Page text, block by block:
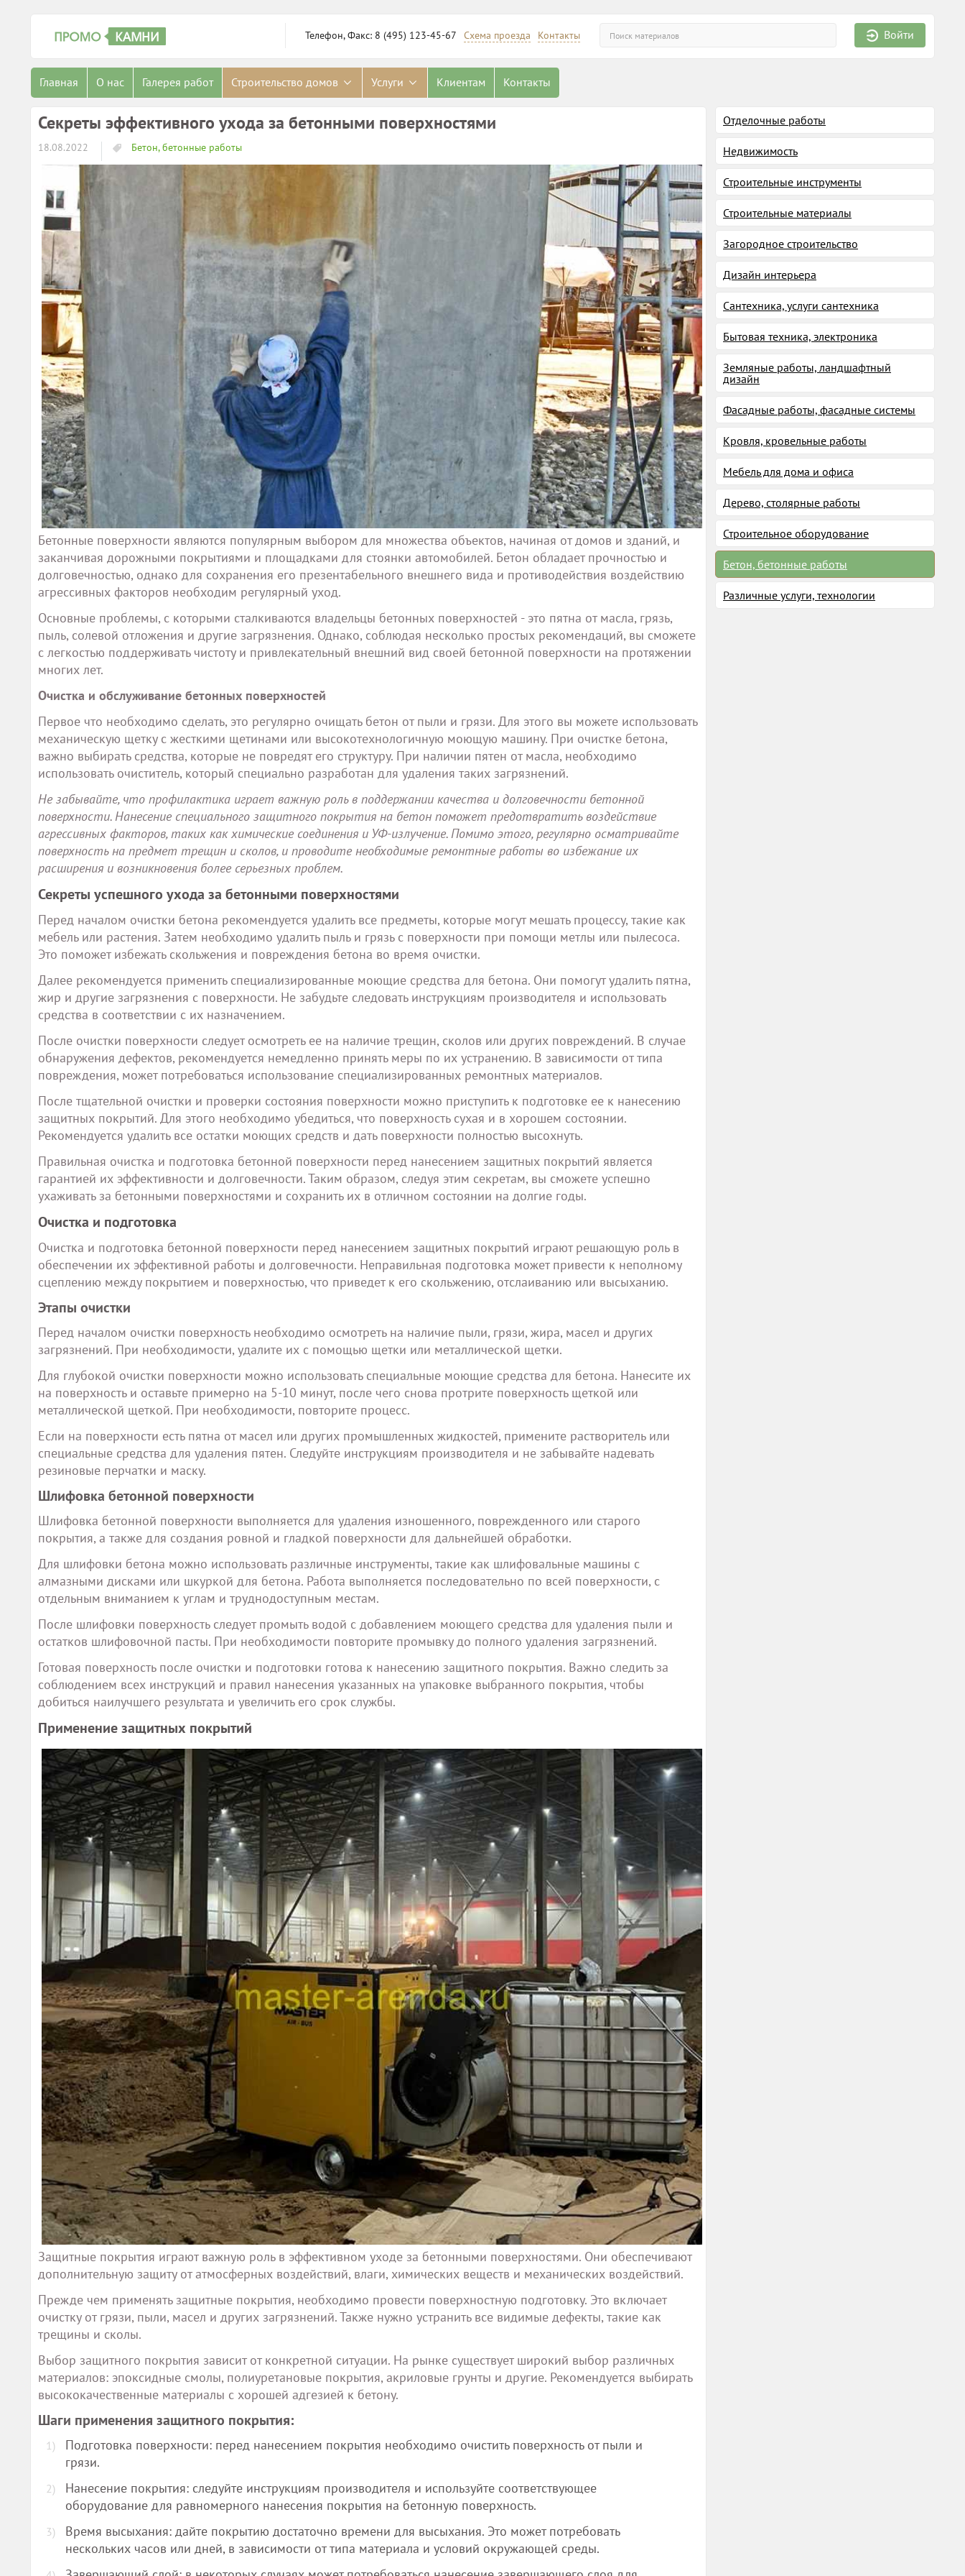
Войти
Телефон, Факс: 8 (495) 123-45-67 Схема проезда Контакты
Главная О нас Галерея работ Строительство домов Услуги Клиентам Контакты
Секреты эффективного ухода за бетонными поверхностями
18.08.2022 Бетон, бетонные работы
Бетонные поверхности являются популярным выбором для множества объектов, начиная от домов и зданий, и
заканчивая дорожными покрытиями и площадками для стоянки автомобилей. Бетон обладает прочностью и
долговечностью, однако для сохранения его презентабельного внешнего вида и противодействия воздействию
агрессивных факторов необходим регулярный уход.
Основные проблемы, с которыми сталкиваются владельцы бетонных поверхностей - это пятна от масла, грязь,
пыль, солевой отложения и другие загрязнения. Однако, соблюдая несколько простых рекомендаций, вы сможете
с легкостью поддерживать чистоту и привлекательный внешний вид своей бетонной поверхности на протяжении
многих лет.
Очистка и обслуживание бетонных поверхностей
Первое что необходимо сделать, это регулярно очищать бетон от пыли и грязи. Для этого вы можете использовать
механическую щетку с жесткими щетинами или высокотехнологичную моющую машину. При очистке бетона,
важно выбирать средства, которые не повредят его структуру. При наличии пятен от масла, необходимо
использовать очиститель, который специально разработан для удаления таких загрязнений.
Не забывайте, что профилактика играет важную роль в поддержании качества и долговечности бетонной
поверхности. Нанесение специального защитного покрытия на бетон поможет предотвратить воздействие
агрессивных факторов, таких как химические соединения и УФ-излучение. Помимо этого, регулярно осматривайте
поверхность на предмет трещин и сколов, и проводите необходимые ремонтные работы во избежание их
расширения и возникновения более серьезных проблем.
Секреты успешного ухода за бетонными поверхностями
Перед началом очистки бетона рекомендуется удалить все предметы, которые могут мешать процессу, такие как
мебель или растения. Затем необходимо удалить пыль и грязь с поверхности при помощи метлы или пылесоса.
Это поможет избежать скольжения и повреждения бетона во время очистки.
Далее рекомендуется применить специализированные моющие средства для бетона. Они помогут удалить пятна,
жир и другие загрязнения с поверхности. Не забудьте следовать инструкциям производителя и использовать
средства в соответствии с их назначением.
После очистки поверхности следует осмотреть ее на наличие трещин, сколов или других повреждений. В случае
обнаружения дефектов, рекомендуется немедленно принять меры по их устранению. В зависимости от типа
повреждения, может потребоваться использование специализированных ремонтных материалов.
После тщательной очистки и проверки состояния поверхности можно приступить к подготовке ее к нанесению
защитных покрытий. Для этого необходимо убедиться, что поверхность сухая и в хорошем состоянии.
Рекомендуется удалить все остатки моющих средств и дать поверхности полностью высохнуть.
Правильная очистка и подготовка бетонной поверхности перед нанесением защитных покрытий является
гарантией их эффективности и долговечности. Таким образом, следуя этим секретам, вы сможете успешно
ухаживать за бетонными поверхностями и сохранить их в отличном состоянии на долгие годы.
Очистка и подготовка
Очистка и подготовка бетонной поверхности перед нанесением защитных покрытий играют решающую роль в
обеспечении их эффективной работы и долговечности. Неправильная подготовка может привести к неполному
сцеплению между покрытием и поверхностью, что приведет к его скольжению, отслаиванию или высыханию.
Этапы очистки
Перед началом очистки поверхность необходимо осмотреть на наличие пыли, грязи, жира, масел и других
загрязнений. При необходимости, удалите их с помощью щетки или металлической щетки.
Для глубокой очистки поверхности можно использовать специальные моющие средства для бетона. Нанесите их
на поверхность и оставьте примерно на 5-10 минут, после чего снова протрите поверхность щеткой или
металлической щеткой. При необходимости, повторите процесс.
Если на поверхности есть пятна от масел или других промышленных жидкостей, примените растворитель или
специальные средства для удаления пятен. Следуйте инструкциям производителя и не забывайте надевать
резиновые перчатки и маску.
Шлифовка бетонной поверхности
Шлифовка бетонной поверхности выполняется для удаления изношенного, поврежденного или старого
покрытия, а также для создания ровной и гладкой поверхности для дальнейшей обработки.
Для шлифовки бетона можно использовать различные инструменты, такие как шлифовальные машины с
алмазными дисками или шкуркой для бетона. Работа выполняется последовательно по всей поверхности, с
отдельным вниманием к углам и труднодоступным местам.
После шлифовки поверхность следует промыть водой с добавлением моющего средства для удаления пыли и
остатков шлифовочной пасты. При необходимости повторите промывку до полного удаления загрязнений.
Готовая поверхность после очистки и подготовки готова к нанесению защитного покрытия. Важно следить за
соблюдением всех инструкций и правил нанесения указанных на упаковке выбранного покрытия, чтобы
добиться наилучшего результата и увеличить его срок службы.
Применение защитных покрытий
Защитные покрытия играют важную роль в эффективном уходе за бетонными поверхностями. Они обеспечивают
дополнительную защиту от атмосферных воздействий, влаги, химических веществ и механических воздействий.
Прежде чем применять защитные покрытия, необходимо провести поверхностную подготовку. Это включает
очистку от грязи, пыли, масел и других загрязнений. Также нужно устранить все видимые дефекты, такие как
трещины и сколы.
Выбор защитного покрытия зависит от конкретной ситуации. На рынке существует широкий выбор различных
материалов: эпоксидные смолы, полиуретановые покрытия, акриловые грунты и другие. Рекомендуется выбирать
высококачественные материалы с хорошей адгезией к бетону.
Шаги применения защитного покрытия:
Подготовка поверхности: перед нанесением покрытия необходимо очистить поверхность от пыли и
грязи.
Нанесение покрытия: следуйте инструкциям производителя и используйте соответствующее
оборудование для равномерного нанесения покрытия на бетонную поверхность.
Время высыхания: дайте покрытию достаточно времени для высыхания. Это может потребовать
нескольких часов или дней, в зависимости от типа материала и условий окружающей среды.
Отделочные работы
Недвижимость
Строительные инструменты
Строительные материалы
Загородное строительство
Дизайн интерьера
Сантехника, услуги сантехника
Бытовая техника, электроника
Земляные работы, ландшафтный
дизайн
Фасадные работы, фасадные системы
Кровля, кровельные работы
Мебель для дома и офиса
Дерево, столярные работы
Строительное оборудование
Бетон, бетонные работы
Различные услуги, технологии